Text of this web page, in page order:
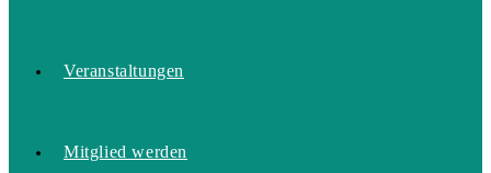
Veranstaltungen
Mitglied werden